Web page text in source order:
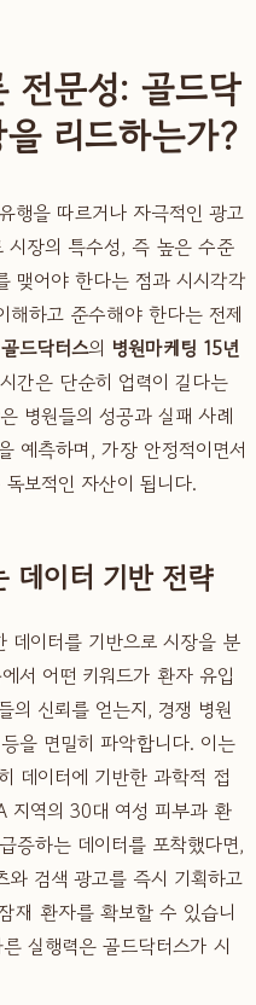
전문성: 골드닥
리드하는가?
행을 따르거나 자극적인 광고
시장의 특수성, 즉 높은 수준
맺어야 한다는 점과 시시각각
해하고 준수해야 한다는 전제
골드닥터스의 병원마케팅 15년
간은 단순히 업력이 길다는
병원들의 성공과 실패 사례
예측하며, 가장 안정적이면서
보적인 자산이 됩니다.
데이터 기반 전략
데이터를 기반으로 시장을 분
서 어떤 키워드가 환자 유입
의 신뢰를 얻는지, 경쟁 병원
을 면밀히 파악합니다. 이는
데이터에 기반한 과학적 접
지역의 30대 여성 피부과 환
증하는 데이터를 포착했다면,
와 검색 광고를 즉시 기획하고
재 환자를 확보할 수 있습니
실행력은 골드닥터스가 시